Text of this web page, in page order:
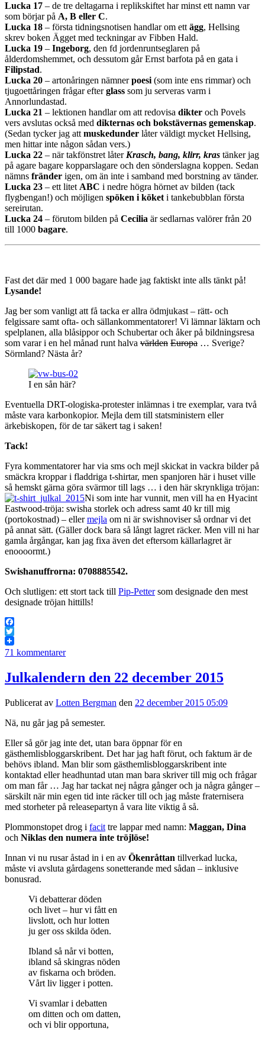
Lucka 17 – de tre deltagarna i replikskiftet har minst ett namn var
som börjar på A, B eller C.
Lucka 18 – första tidningsnotisen handlar om ett ägg, Hellsing
skrev boken Ägget med teckningar av Fibben Hald.
Lucka 19 – Ingeborg, den fd jordenruntseglaren på
ålderdomshemmet, och dessutom går Ernst barfota på en gata i
Filipstad.
Lucka 20 – artonåringen nämnerpoesi (som inte ens rimmar) och
tjugoettåringen frågar efterglass som ju serveras varm i
Annorlundastad.
Lucka 21 – lektionen handlar om att redovisa dikter och Povels
vers avslutas också med dikternas och bokstävernas gemenskap.
(Sedan tycker jag att muskedunder låter väldigt mycket Hellsing,
men hittar inte någon sådan vers.)
Lucka 22 – när takfönstret låter Krasch, bang, klirr, kras tänker jag
på agare bagare kopparslagare och den sönderslagna koppen. Sedan
nämns fränder igen, om än inte i samband med borstning av tänder.
Lucka 23 – ett litet ABC i nedre högra hörnet av bilden (tack
flygbengan!) och möjligen spöken i köket i tankebubblan första
sereirutan.
Lucka 24 – förutom bilden på Cecilia är sedlarnas valörer från 20
till 1000 bagare.
Fast det där med 1 000 bagare hade jag faktiskt inte alls tänkt på!
Lysande!
Jag ber som vanligt att få tacka er allra ödmjukast – rätt- och
felgissare samt ofta- och sällankommentatorer! Vi lämnar läktarn och
spelplanen, alla blåsippor och Schubertar och åker på bildningsresa
som varar i en hel månad runt halva världen Europa … Sverige?
Sörmland? Nästa år?
I en sån här?
Eventuella DRT-ologiska-protester inlämnas i tre exemplar, vara två
måste vara karbonkopior. Mejla dem till statsministern eller
ärkebiskopen, för de tar säkert tag i saken!
Tack!
Fyra kommentatorer har via sms och mejl skickat in vackra bilder på
smäckra kroppar i fladdriga t-shirtar, men spanjoren här i huset ville
så hemskt gärna göra svärmor till lags … i den här skrynkliga tröjan:
Ni som inte har vunnit, men vill ha en Hyacint
Eastwood-tröja: swisha storlek och adress samt 40 kr till mig
(portokostnad) – ellermejla om ni är swishnoviser så ordnar vi det
på annat sätt. (Gäller dock bara så långt lagret räcker. Men vill ni har
gamla årgångar, kan jag fixa även det eftersom källarlagret är
enoooormt.)
Swishanuffrorna: 0708885542.
Och slutligen: ett stort tack till Pip-Pettersom designade den mest
designade tröjan hittills!
Facebook
Twitter
71 kommentarer
Julkalendern den 22 december 2015
Publicerat av Lotten Bergman den 22 december 2015 05:09
Nä, nu går jag på semester.
Eller så gör jag inte det, utan bara öppnar för en
gästhemlisbloggarskribent. Det har jag haft förut, och faktum är de
behövs ibland. Man blir som gästhemlisbloggarskribent inte
kontaktad eller headhuntad utan man bara skriver till mig och frågar
om man får … Jag har tackat nej några gånger och ja några gånger –
särskilt när min egen tid inte räcker till och jag måste fraternisera
med storheter på releasepartyn å vara lite viktig å så.
Plommonstopet drog i facit tre lappar med namn: Maggan, Dina
och Niklas den numera inte tröjlöse!
Innan vi nu rusar åstad in i en av Ökenråttan tillverkad lucka,
måste vi avsluta gårdagens sonetterande med sådan – inklusive
bonusrad.
Vi debatterar döden
och livet – hur vi fått en
livslott, och hur lotten
ju ger oss skilda öden.
Ibland så når vi botten,
ibland så skingras nöden
av fiskarna och bröden.
Vårt liv ligger i potten.
Vi svamlar i debatten
om ditten och om datten,
och vi blir opportuna,